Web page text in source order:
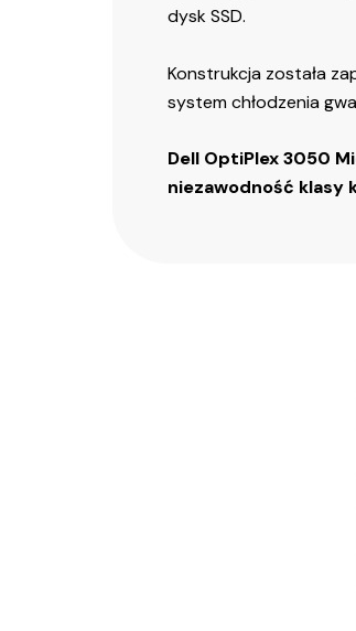
dysk SSD.
Konstrukcja została
system chłodzenia
Dell OptiPlex 3050
niezawodność klasy